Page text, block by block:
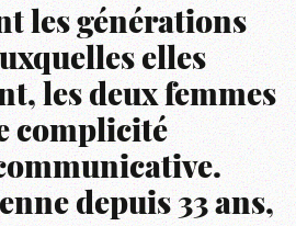
les générations
elles
les deux femmes
complicité
depuis 33 ans,